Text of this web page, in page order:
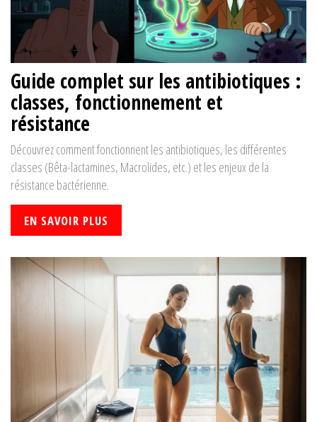
Guide complet sur les antibiotiques :
classes, fonctionnement et
résistance
Découvrez comment fonctionnent les antibiotiques, les différentes
classes (Bêta-lactamines, Macrolides, etc.) et les enjeux de la
résistance bactérienne.
EN SAVOIR PLUS